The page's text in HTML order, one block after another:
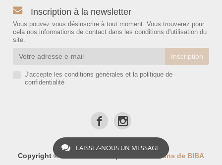
Inscription à la newsletter
Vous pouvez vous désinscrire à tout moment. Vous trouverez pour
cela nos informations de contact dans les conditions d'utilisation du
site.
J'accepte les conditions générales et la politique de
confidentialité
Copyright © 2026 - BIBA-Shop Les Bons Plans de BIBA
LAISSEZ-NOUS UN MESSAGE